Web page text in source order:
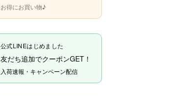
お得にお買い物♪
公式LINEはじめました
友だち追加でクーポンGET！
入荷速報・キャンペーン配信